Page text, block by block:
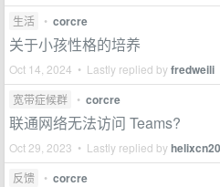
生活 • corcre
关于小孩性格的培养
Oct 14, 2024 • Lastly replied byfredweili
宽带症候群 • corcre
联通网络无法访问 Teams?
Oct 29, 2023 • Lastly replied by
反馈 • corcre